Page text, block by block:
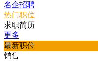
名企招聘
热门职位
求职简历
更多
最新职位
销售